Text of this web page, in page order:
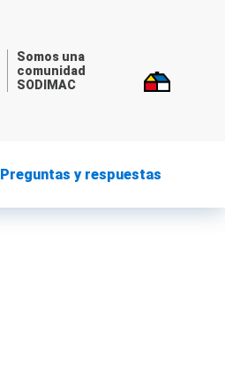
Somos una
comunidad
SODIMAC
Preguntas y respuestas